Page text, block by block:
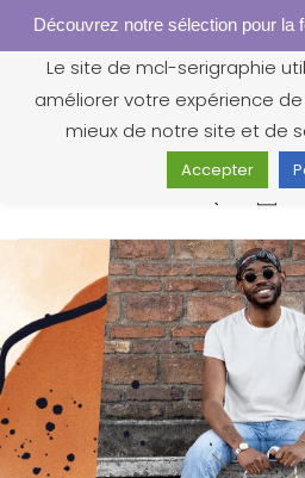
Découvrez notre sélection pour la
0
Gestion des
Le site de mcl-serigraphie
améliorer votre expérience
mieux de notre site et de
Accepter